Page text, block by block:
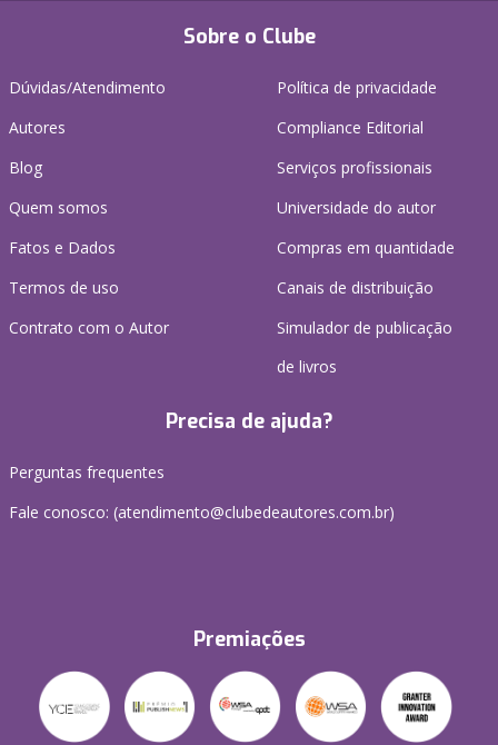
Sobre o Clube
Dúvidas/Atendimento
Autores
Blog
Quem somos
Fatos e Dados
Termos de uso
Contrato com o Autor
Política de privacidade
Compliance Editorial
Serviços profissionais
Universidade do autor
Compras em quantidade
Canais de distribuição
Simulador de publicação
de livros
Precisa de ajuda?
Perguntas frequentes
Fale conosco: (atendimento@clubedeautores.com.br)
Premiações